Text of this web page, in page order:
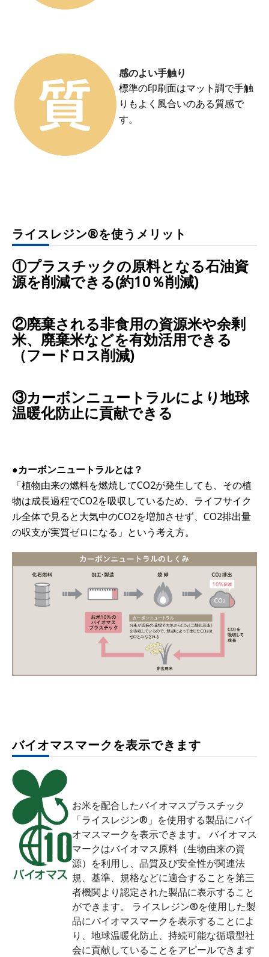
感のよい手触り
標準の印刷面はマット調で手触
りもよく風合いのある質感で
す。
ライスレジン®を使うメリット
①プラスチックの原料となる石油資
源を削減できる(約10％削減)
②廃棄される非食用の資源米や余剰
米、廃棄米などを有効活用できる
（フードロス削減)
③カーボンニュートラルにより地球
温暖化防止に貢献できる
●カーボンニュートラルとは？
「植物由来の燃料を燃焼してCO2が発生しても、その植
物は成長過程でCO2を吸収しているため、ライフサイク
ル全体で見ると大気中のCO2を増加させず、CO2排出量
の収支が実質ゼロになる」という考え方。
バイオマスマークを表示できます
お米を配合したバイオマスプラスチック
「ライスレジン®」を使用する製品にバイ
オマスマークを表示できます。 バイオマス
マークはバイオマス原料（生物由来の資
源）を利用し、品質及び安全性が関連法
規、基準、規格などに適合することを第三
者機関より認定された製品に表示すること
ができます。 ライスレジン®を使用した製
品にバイオマスマークを表示することによ
り、地球温暖化防止、持続可能な循環型社
会に貢献していることをアピールできます